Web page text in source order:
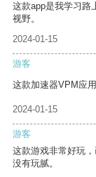
这款app是我学习路
视野。
2024-01-15
游客
这款加速器VPM应
2024-01-15
游客
这款游戏非常好玩
没有玩腻。